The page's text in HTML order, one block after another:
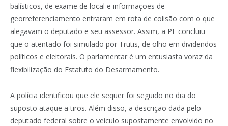
balísticos, de exame de local e informações de
georreferenciamento entraram em rota de colisão com o que
alegavam o deputado e seu assessor. Assim, a PF concluiu
que o atentado foi simulado por Trutis, de olho em dividendos
políticos e eleitorais. O parlamentar é um entusiasta voraz da
flexibilização do Estatuto do Desarmamento.
A polícia identificou que ele sequer foi seguido no dia do
suposto ataque a tiros. Além disso, a descrição dada pelo
deputado federal sobre o veículo supostamente envolvido no